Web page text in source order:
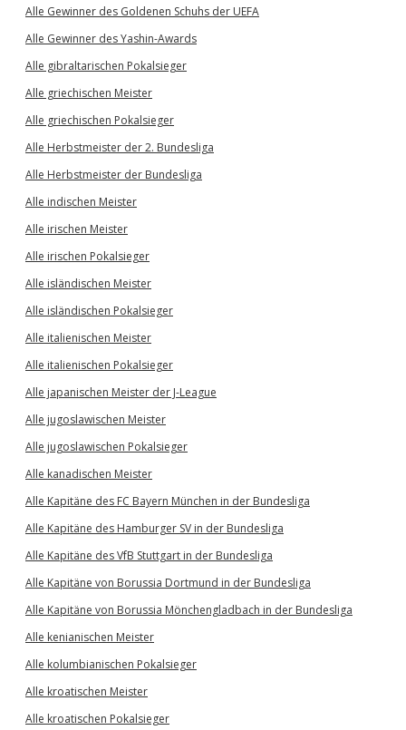
Alle Gewinner des Goldenen Schuhs der UEFA
Alle Gewinner des Yashin-Awards
Alle gibraltarischen Pokalsieger
Alle griechischen Meister
Alle griechischen Pokalsieger
Alle Herbstmeister der 2. Bundesliga
Alle Herbstmeister der Bundesliga
Alle indischen Meister
Alle irischen Meister
Alle irischen Pokalsieger
Alle isländischen Meister
Alle isländischen Pokalsieger
Alle italienischen Meister
Alle italienischen Pokalsieger
Alle japanischen Meister der J-League
Alle jugoslawischen Meister
Alle jugoslawischen Pokalsieger
Alle kanadischen Meister
Alle Kapitäne des FC Bayern München in der Bundesliga
Alle Kapitäne des Hamburger SV in der Bundesliga
Alle Kapitäne des VfB Stuttgart in der Bundesliga
Alle Kapitäne von Borussia Dortmund in der Bundesliga
Alle Kapitäne von Borussia Mönchengladbach in der Bundesliga
Alle kenianischen Meister
Alle kolumbianischen Pokalsieger
Alle kroatischen Meister
Alle kroatischen Pokalsieger